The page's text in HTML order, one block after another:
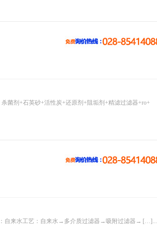
菌剂+石英砂+活性炭+还原剂+阻垢剂+精滤过滤器+ro+
：自来水工艺：自来水→多介质过滤器→吸附过滤器→ […]...